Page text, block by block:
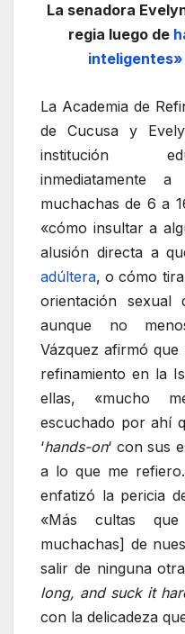
La senadora
regia luego de
inteligentes»
La Academia de
de Cucusa y
institución
inmediatamente
muchachas de 6 a
«cómo insultar a
alusión directa a
adúltera, o cómo
orientación sexual
aunque no
Vázquez afirmó que
refinamiento en la
ellas, «mucho
escuchado por ahí
‘hands-on‘ con sus
a lo que me
enfatizó la pericia
«Más cultas
muchachas] de
salir de ninguna
long, and suck it
con la delicadeza